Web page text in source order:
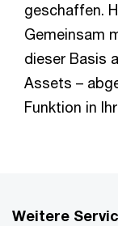
geschaffen.
Gemeinsam
dieser Basis
Assets –
Funktion in
Weitere